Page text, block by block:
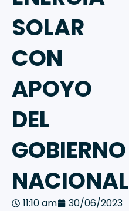
SOLAR
CON
APOYO
DEL
GOBIERNO
NACIONAL
11:10 am 30/06/2023